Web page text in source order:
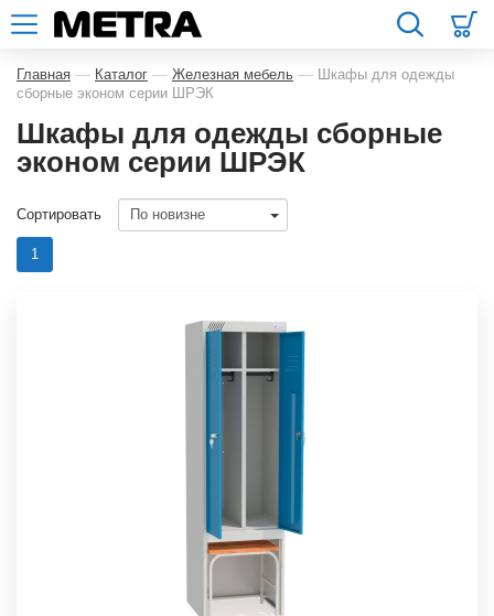
Главная — Каталог — Железная мебель — Шкафы для одежды
сборные эконом серии ШРЭК
Шкафы для одежды сборные
эконом серии ШРЭК
1
Сортировать